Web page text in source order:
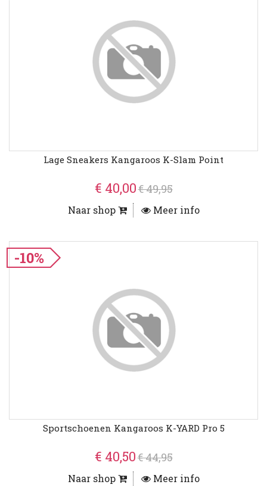
Lage Sneakers Kangaroos K-Slam Point
€ 40,00€ 49,95
Naar shop Meer info
-10%
Sportschoenen Kangaroos K-YARD Pro 5
€ 40,50€ 44,95
Naar shop Meer info